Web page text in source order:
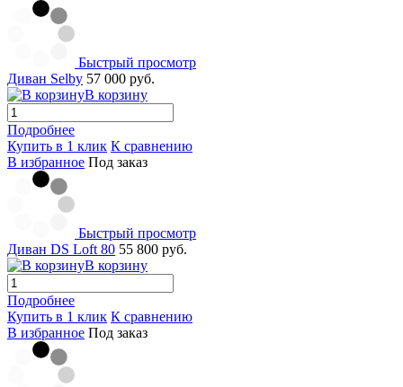
Быстрый просмотр
Диван Selby 57 000 руб.
В корзину
Подробнее
Купить в 1 клик К сравнению
В избранное Под заказ
Быстрый просмотр
Диван DS Loft 80 55 800 руб.
В корзину
Подробнее
Купить в 1 клик К сравнению
В избранное Под заказ